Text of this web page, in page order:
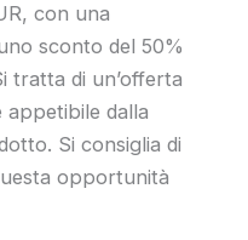
con una
sconto del 50%
tratta di un’offerta
appetibile dalla
Si consiglia di
opportunità